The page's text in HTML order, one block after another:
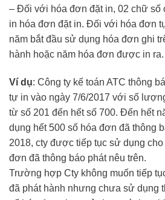
– Đối với hóa đơn đặt in, 02 chữ số
in hóa đơn đặt in. Đối với hóa đơn
năm bắt đầu sử dụng hóa đơn ghi
hành hoặc năm hóa đơn được in ra.
Ví dụ: Công ty kế toán ATC thông
tự in vào ngày 7/6/2017 với số
từ số 201 đến hết số 700. Đến hết
dụng hết 500 số hóa đơn đã thông
2018, cty được tiếp tục sử dụng
đơn đã thông báo phát nêu trên.
Trường hợp Cty không muốn tiếp
đã phát hành nhưng chưa sử dụng